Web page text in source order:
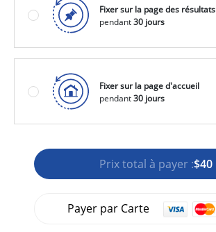
Fixer sur la page des résultats
pendant30 jours
Fixer sur la page d'accueil
pendant30 jours
Prix total à payer :$40
Payer par Carte